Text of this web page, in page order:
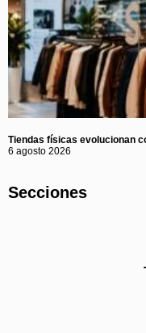
Tiendas físicas evolucionan
6 agosto 2026
Secciones